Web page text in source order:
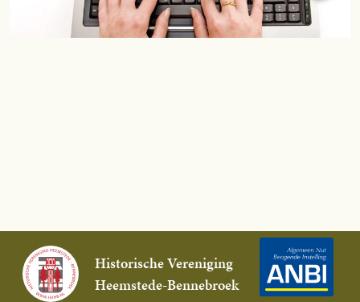
Historische Vereniging
Heemstede-Bennebroek